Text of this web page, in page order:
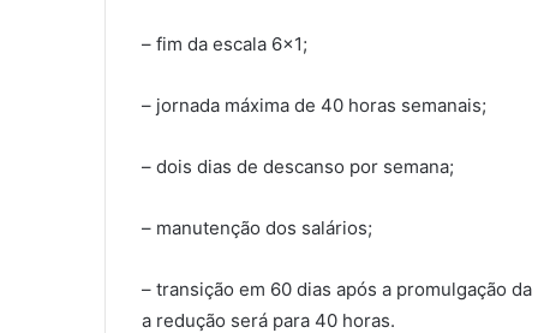
– fim da escala 6×1;
– jornada máxima de 40 horas semanais;
– dois dias de descanso por semana;
– manutenção dos salários;
– transição em 60 dias após a promulgação
a redução será para 40 horas.